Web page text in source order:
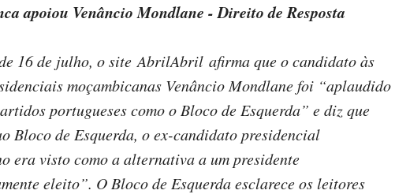
apoiou Venâncio Mondlane - Direito de Resposta
16 de julho, o site AbrilAbril afirma que o candidato às
moçambicanas Venâncio Mondlane foi “aplaudido
portugueses como o Bloco de Esquerda” e diz que
Bloco de Esquerda, o ex-candidato presidencial
era visto como a alternativa a um presidente
eleito”. O Bloco de Esquerda esclarece os leitores